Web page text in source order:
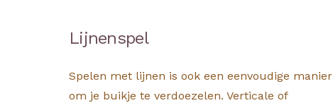
Lijnenspel
Spelen met lijnen is ook een eenvoudige manier
om je buikje te verdoezelen. Verticale of